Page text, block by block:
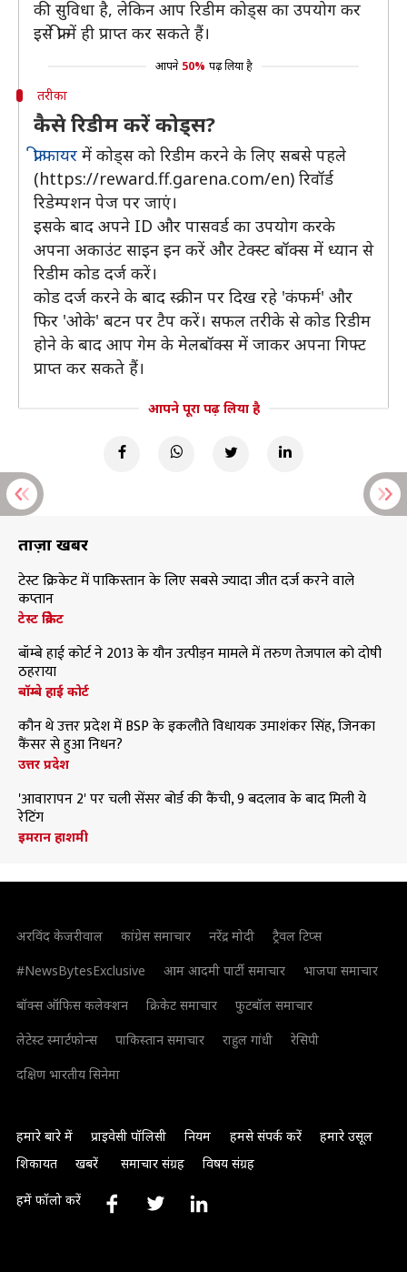
की सुविधा है, लेकिन आप रिडीम कोड्स का उपयोग कर
इसे फ्री में ही प्राप्त कर सकते हैं।
आपने 50% पढ़ लिया है
तरीका
कैसे रिडीम करें कोड्स?
फ्री फायर में कोड्स को रिडीम करने के लिए सबसे पहले
(https://reward.ff.garena.com/en) रिवॉर्ड
रिडेम्पशन पेज पर जाएं।
इसके बाद अपने ID और पासवर्ड का उपयोग करके
अपना अकाउंट साइन इन करें और टेक्स्ट बॉक्स में ध्यान से
रिडीम कोड दर्ज करें।
कोड दर्ज करने के बाद स्क्रीन पर दिख रहे 'कंफर्म' और
फिर 'ओके' बटन पर टैप करें। सफल तरीके से कोड रिडीम
होने के बाद आप गेम के मेलबॉक्स में जाकर अपना गिफ्ट
प्राप्त कर सकते हैं।
आपने पूरा पढ़ लिया है
ताज़ा खबरें
टेस्ट क्रिकेट में पाकिस्तान के लिए सबसे ज्यादा जीत दर्ज करने वाले
कप्तान
टेस्ट क्रिकेट
बॉम्बे हाई कोर्ट ने 2013 के यौन उत्पीड़न मामले में तरुण तेजपाल को दोषी
ठहराया
बॉम्बे हाई कोर्ट
कौन थे उत्तर प्रदेश में BSP के इकलौते विधायक उमाशंकर सिंह, जिनका
कैंसर से हुआ निधन?
उत्तर प्रदेश
'आवारापन 2' पर चली सेंसर बोर्ड की कैंची, 9 बदलाव के बाद मिली ये
रेटिंग
इमरान हाशमी
अरविंद केजरीवाल कांग्रेस समाचार नरेंद्र मोदी
ट्रैवल टिप्स
#NewsBytesExclusive
आम आदमी पार्टी समाचार
भाजपा समाचार
बॉक्स ऑफिस कलेक्शन
क्रिकेट समाचार
फुटबॉल समाचार
लेटेस्ट स्मार्टफोन्स
पाकिस्तान समाचार राहुल गांधी
रेसिपी
दक्षिण भारतीय सिनेमा
हमारे बारे में प्राइवेसी पॉलिसी नियम हमसे संपर्क करें
हमारे उसूल
शिकायत
खबरें समाचार संग्रह विषय संग्रह
हमें फॉलो करें